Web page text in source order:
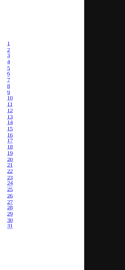
1
2
3
4
5
6
7
8
9
10
11
12
13
14
15
16
17
18
19
20
21
22
23
24
25
26
27
28
29
30
31